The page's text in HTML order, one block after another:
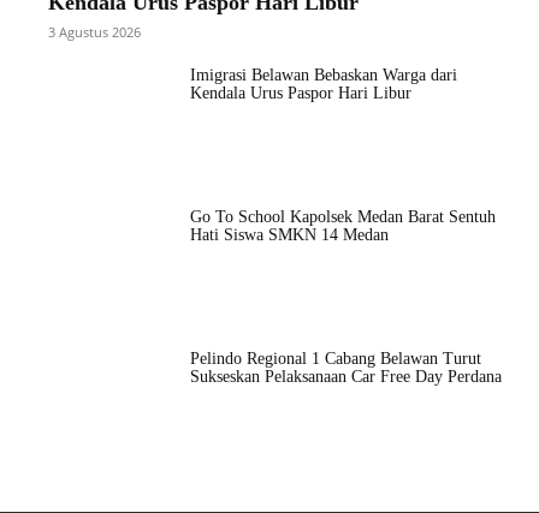
3 Agustus 2026
Imigrasi Belawan Bebaskan Warga dari
Kendala Urus Paspor Hari Libur
Go To School Kapolsek Medan Barat Sentuh
Hati Siswa SMKN 14 Medan
Pelindo Regional 1 Cabang Belawan Turut
Sukseskan Pelaksanaan Car Free Day Perdana